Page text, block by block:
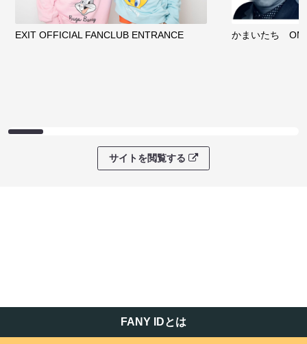
EXIT OFFICIAL FANCLUB ENTRANCE かまいたち
サイトを閲覧する
FANY IDとは